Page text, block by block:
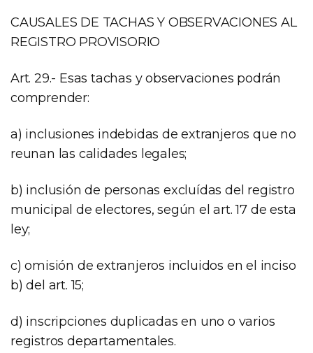
CAUSALES DE TACHAS Y OBSERVACIONES AL
REGISTRO PROVISORIO
Art. 29.- Esas tachas y observaciones podrán
comprender:
a) inclusiones indebidas de extranjeros que no
reunan las calidades legales;
b) inclusión de personas excluídas del registro
municipal de electores, según el art. 17 de esta
ley;
c) omisión de extranjeros incluidos en el inciso
b) del art. 15;
d) inscripciones duplicadas en uno o varios
registros departamentales.